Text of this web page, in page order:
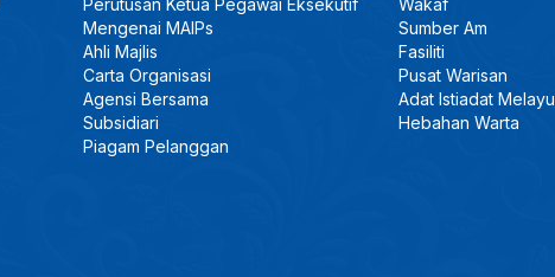
Mengenai MAIPs
Ahli Majlis
Carta Organisasi
Agensi Bersama
Subsidiari
Piagam Pelanggan
Sumber Am
Fasiliti
Pusat Warisan
Adat Istiadat Melayu
Hebahan Warta